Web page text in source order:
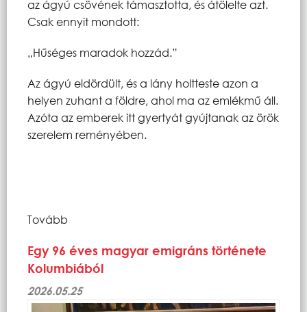
az ágyú csövének támasztotta, és átölelte azt.
Csak ennyit mondott:
„Hűséges maradok hozzád.”
Az ágyú eldördült, és a lány holtteste azon a
helyen zuhant a földre, ahol ma az emlékmű áll.
Azóta az emberek itt gyertyát gyújtanak az örök
szerelem reményében.
Tovább
Egy 96 éves magyar emigráns története
Kolumbiából
2026.05.25